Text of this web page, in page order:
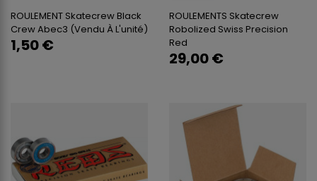
ROULEMENT Skatecrew Black
Crew Abec3 (vendu À L'unité)
1,50 €
ROULEMENTS Skatecrew
Robolized Swiss Precision
Red
29,00 €